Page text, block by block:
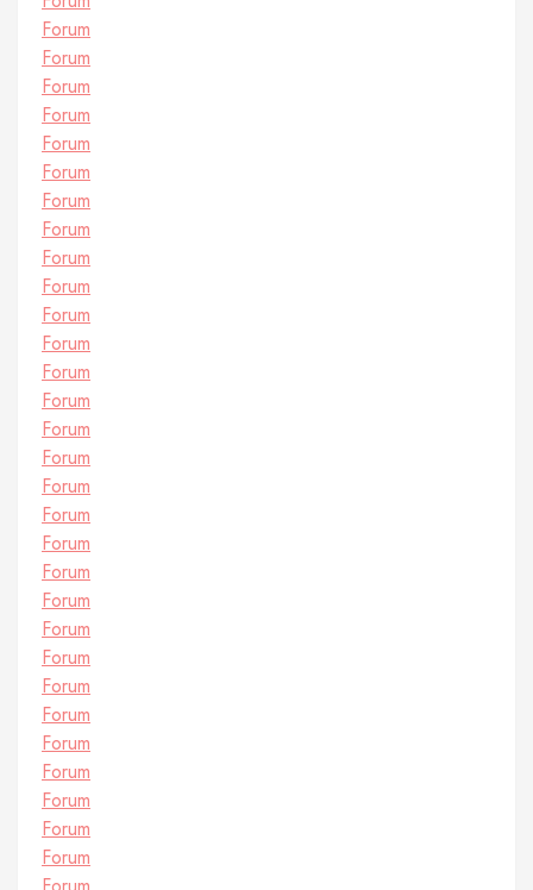
Forum
Forum
Forum
Forum
Forum
Forum
Forum
Forum
Forum
Forum
Forum
Forum
Forum
Forum
Forum
Forum
Forum
Forum
Forum
Forum
Forum
Forum
Forum
Forum
Forum
Forum
Forum
Forum
Forum
Forum